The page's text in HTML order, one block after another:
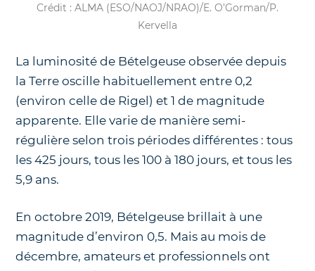
Crédit : ALMA (ESO/NAOJ/NRAO)/E. O’Gorman/P.
Kervella
La luminosité de Bételgeuse observée depuis
la Terre oscille habituellement entre 0,2
(environ celle de Rigel) et 1 de magnitude
apparente. Elle varie de manière semi-
régulière selon trois périodes différentes : tous
les 425 jours, tous les 100 à 180 jours, et tous les
5,9 ans.
En octobre 2019, Bételgeuse brillait à une
magnitude d’environ 0,5. Mais au mois de
décembre, amateurs et professionnels ont